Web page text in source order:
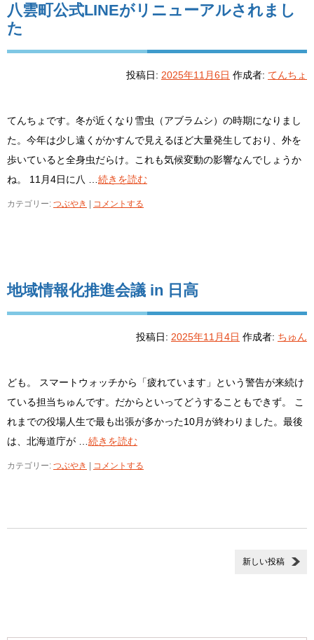
八雲町公式LINEがリニューアルされまし
た
投稿日: 2025年11月6日 作成者: てんちょ
てんちょです。冬が近くなり雪虫（アブラムシ）の時期になりまし
た。今年は少し遠くがかすんで見えるほど大量発生しており、外を
歩いていると全身虫だらけ。これも気候変動の影響なんでしょうか
ね。 11月4日に八 … 続きを読む
カテゴリー: つぶやき | コメントする
地域情報化推進会議 in 日高
投稿日: 2025年11月4日 作成者: ちゅん
ども。 スマートウォッチから「疲れています」という警告が来続け
ている担当ちゅんです。だからといってどうすることもできず。 こ
れまでの役場人生で最も出張が多かった10月が終わりました。最後
は、北海道庁が … 続きを読む
カテゴリー: つぶやき | コメントする
新しい投稿